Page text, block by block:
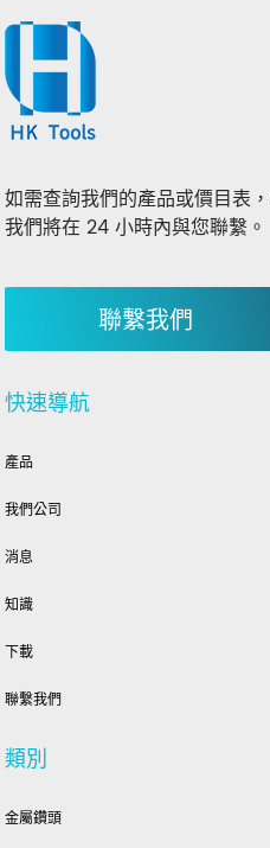
如需查詢我們的產品或價目表
我們將在 24 小時內與您聯繫。
聯繫我們
快速導航
產品
我們公司
消息
知識
下載
聯繫我們
類別
金屬鑽頭